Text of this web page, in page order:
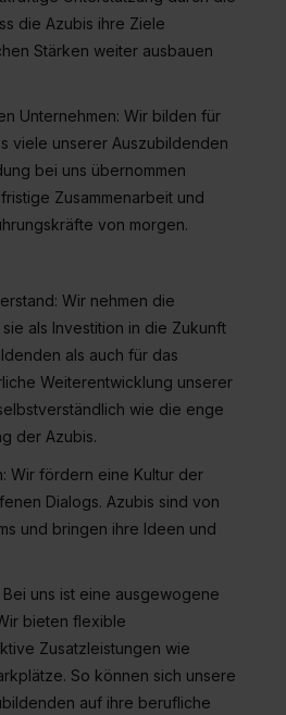
(EuGH – Schrems
erteilte Einwilligung jederzeit mit
oder teilweise über unsere
dem Punkt „Datenschutz-
Weitere Informationen zu den
die Azubis ihre Ziele
Stärken weiter ausbauen
Unternehmen: Wir bilden für
viele unserer Auszubildenden
bei uns übernommen
Zusammenarbeit und
von morgen.
Wir nehmen die
als Investition in die Zukunft
als auch für das
Weiterentwicklung unserer
wie die enge
der Azubis.
Wir fördern eine Kultur der
Dialogs. Azubis sind von
und bringen ihre Ideen und
uns ist eine ausgewogene
bieten flexible
Zusatzleistungen wie
So können sich unsere
auf ihre berufliche